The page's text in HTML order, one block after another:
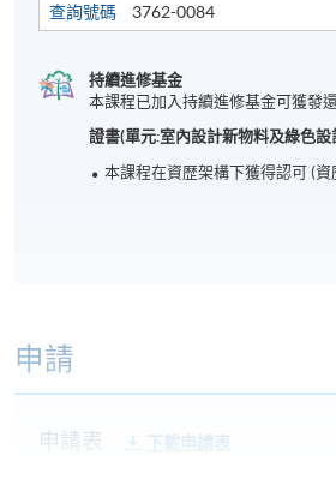
查詢號碼
3762-0084
持續進修基金
本課程已加入持續進修基金可獲發
證書(單元:室內設計新物料及綠色設
本課程在資歴架構下獲得認可 (資
申請
申請表 下載申請表